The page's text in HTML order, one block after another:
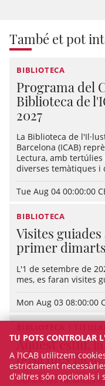
També et pot
BIBLIOTECA
Programa del
Biblioteca de
2027
La Biblioteca de
Barcelona (ICAB)
Lectura, amb
diverses temàtiques i
Tue Aug 04 00:00:00
BIBLIOTECA
Visites
primer
L'1 de setembre de
mes, es faran visites
Mon Aug 03 08:00:00
Aquest estiu, la
posa més fàcil!
Durant les vacances
TU POTS CONTROLAR
A l’ICAB utilitzem
estrictament
d'altres són opcionals i